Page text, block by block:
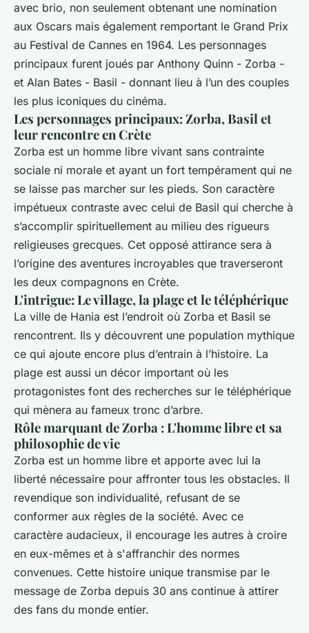
avec brio, non seulement obtenant une nomination
aux Oscars mais également remportant le Grand Prix
au Festival de Cannes en 1964. Les personnages
principaux furent joués par Anthony Quinn - Zorba -
et Alan Bates - Basil - donnant lieu à l’un des couples
les plus iconiques du cinéma.
Les personnages principaux: Zorba, Basil et
leur rencontre en Crète
Zorba est un homme libre vivant sans contrainte
sociale ni morale et ayant un fort tempérament qui ne
se laisse pas marcher sur les pieds. Son caractère
impétueux contraste avec celui de Basil qui cherche à
s’accomplir spirituellement au milieu des rigueurs
religieuses grecques. Cet opposé attirance sera à
l’origine des aventures incroyables que traverseront
les deux compagnons en Crète.
L'intrigue: Le village, la plage et le téléphérique
La ville de Hania est l’endroit où Zorba et Basil se
rencontrent. Ils y découvrent une population mythique
ce qui ajoute encore plus d’entrain à l’histoire. La
plage est aussi un décor important où les
protagonistes font des recherches sur le téléphérique
qui mènera au fameux tronc d’arbre.
Rôle marquant de Zorba : L'homme libre et sa
philosophie de vie
Zorba est un homme libre et apporte avec lui la
liberté nécessaire pour affronter tous les obstacles. Il
revendique son individualité, refusant de se
conformer aux règles de la société. Avec ce
caractère audacieux, il encourage les autres à croire
en eux-mêmes et à s'affranchir des normes
convenues. Cette histoire unique transmise par le
message de Zorba depuis 30 ans continue à attirer
des fans du monde entier.